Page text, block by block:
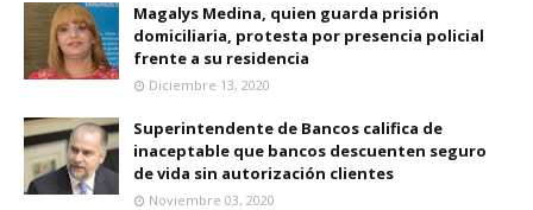
Magalys Medina, quien guarda prisión
domiciliaria, protesta por presencia policial
frente a su residencia
Diciembre 13, 2020
Superintendente de Bancos califica de
inaceptable que bancos descuenten seguro
de vida sin autorización clientes
Noviembre 03, 2020